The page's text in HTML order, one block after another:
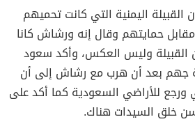
اليمنية التي كانت تحميهم
حمايتهم وقال إنه ورشاش كانا
القبيلة وليس العكس، وأكد سعود
جهم بعد أن هرب مع رشاش إلى أن
للأراضي السعودية كما أكد على
خلق السيدات هناك.